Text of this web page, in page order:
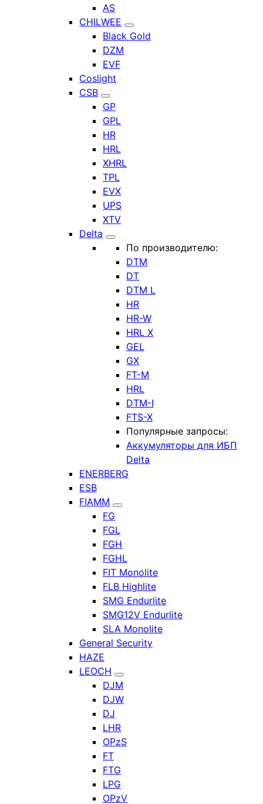
AS
CHILWEE
Black Gold
DZM
EVF
Coslight
CSB
GP
GPL
HR
HRL
XHRL
TPL
EVX
UPS
XTV
Delta
По производителю:
DTM
DT
DTM L
HR
HR-W
HRL X
GEL
GX
FT-M
HRL
DTM-I
FTS-X
Популярные запросы:
Аккумуляторы для ИБП
Delta
ENERBERG
ESB
FIAMM
FG
FGL
FGH
FGHL
FIT Monolite
FLB Highlite
SMG Endurlite
SMG12V Endurlite
SLA Monolite
General Security
HAZE
LEOCH
DJM
DJW
DJ
LHR
OPzS
FT
FTG
LPG
OPzV